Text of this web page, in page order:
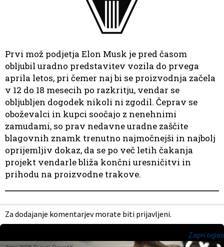
Prvi mož podjetja Elon Musk je pred časom
obljubil uradno predstavitev vozila do prvega
aprila letos, pri čemer naj bi se proizvodnja začela
v 12 do 18 mesecih po razkritju, vendar se
obljubljen dogodek nikoli ni zgodil. Čeprav se
oboževalci in kupci soočajo z nenehnimi
zamudami, so prav nedavne uradne zaščite
blagovnih znamk trenutno najmočnejši in najbolj
oprijemljiv dokaz, da se po več letih čakanja
projekt vendarle bliža končni uresničitvi in
prihodu na proizvodne trakove.
Za dodajanje komentarjev morate biti prijavljeni.
Zapri oglas